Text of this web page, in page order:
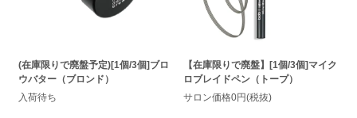
(在庫限りで廃盤予定)[1個/3個]ブロ
ウバター（ブロンド）
入荷待ち
【在庫限りで廃盤】[1個/3個]マイク
ロブレイドペン（トープ）
サロン価格0円(税抜)